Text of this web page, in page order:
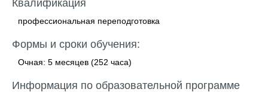
Квалификация
профессиональная переподготовка
Формы и сроки обучения:
Очная: 5 месяцев (252 часа)
Информация по образовательной программе